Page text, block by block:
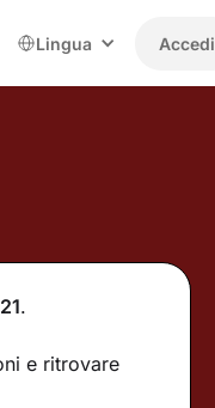
Lingua Accedi
.
e ritrovare